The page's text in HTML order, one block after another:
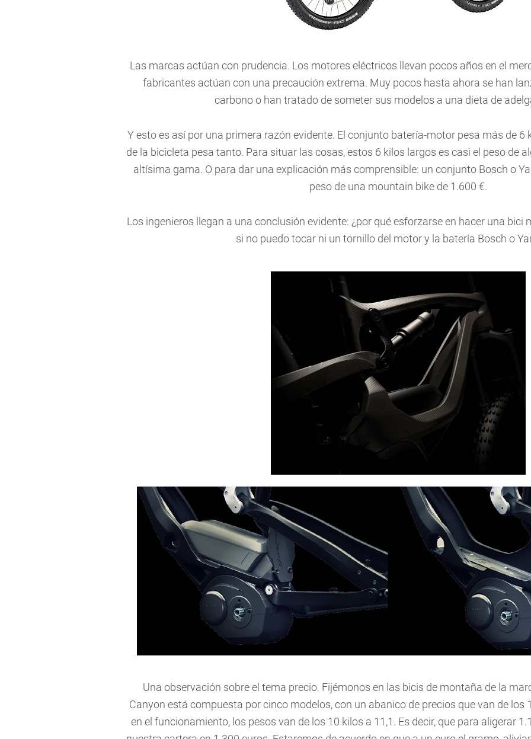
Las marcas actúan con prudencia. Los motores eléctricos llevan pocos años en el
fabricantes actúan con una precaución extrema. Muy pocos hasta ahora se han
carbono o han tratado de someter sus modelos a una dieta de
Y esto es así por una primera razón evidente. El conjunto batería-motor pesa más de
de la bicicleta pesa tanto. Para situar las cosas, estos 6 kilos largos es casi el peso de
altísima gama. O para dar una explicación más comprensible: un conjunto Bosch o
peso de una mountain bike de 1.600 €.
Los ingenieros llegan a una conclusión evidente: ¿por qué esforzarse en hacer una bici
si no puedo tocar ni un tornillo del motor y la batería Bosch o
Una observación sobre el tema precio. Fijémonos en las bicis de montaña de la
Canyon está compuesta por cinco modelos, con un abanico de precios que van de los
en el funcionamiento, los pesos van de los 10 kilos a 11,1. Es decir, que para aligerar